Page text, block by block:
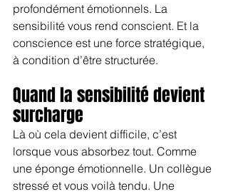
profondément émotionnels. La
sensibilité vous rend conscient. Et la
conscience est une force stratégique,
à condition d’être structurée.
Quand la sensibilité devient
surcharge
Là où cela devient difficile, c’est
lorsque vous absorbez tout. Comme
une éponge émotionnelle. Un collègue
stressé et vous voilà tendu. Une